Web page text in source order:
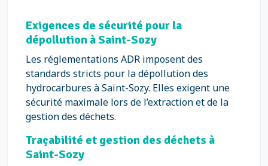
Exigences de sécurité pour la
dépollution à Saint-Sozy
Les réglementations ADR imposent des
standards stricts pour la dépollution des
hydrocarbures à Saint-Sozy. Elles exigent une
sécurité maximale lors de l’extraction et de la
gestion des déchets.
Traçabilité et gestion des déchets à
Saint-Sozy